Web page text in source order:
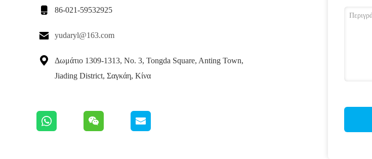
 86-021-59532925
 yudaryl@163.com

Δωμάτιο 1309-1313, Νο. 3, Tongda Square, Anting Town,
Jiading District, Σαγκάη, Κίνα